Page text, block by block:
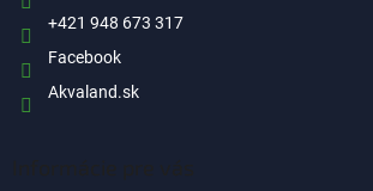
+421 948 673 317
Facebook
Akvaland.sk